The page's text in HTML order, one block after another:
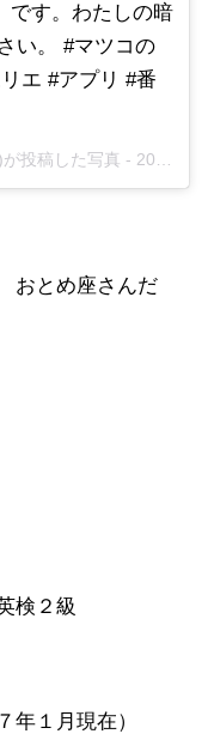
です。わたしの暗
い。 #マツコの
エ #アプリ #番
投稿した写真 - 2017 1月 26 3:29午前 PST
とめ座さんだ
検２級
１月現在）